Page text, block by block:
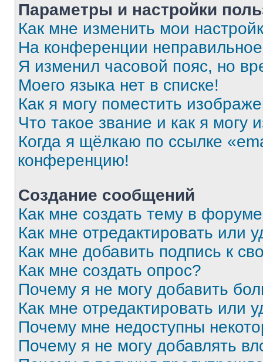
Параметры и настройки
Как мне изменить мои
На конференции
Я изменил часовой пояс, но
Моего языка нет в списке!
Как я могу поместить
Что такое звание и как я могу
Когда я щёлкаю по ссылке
конференцию!
Создание сообщений
Как мне создать тему в
Как мне отредактировать или
Как мне добавить подпись к
Как мне создать опрос?
Почему я не могу добавить
Как мне отредактировать или
Почему мне недоступны
Почему я не могу добавлять